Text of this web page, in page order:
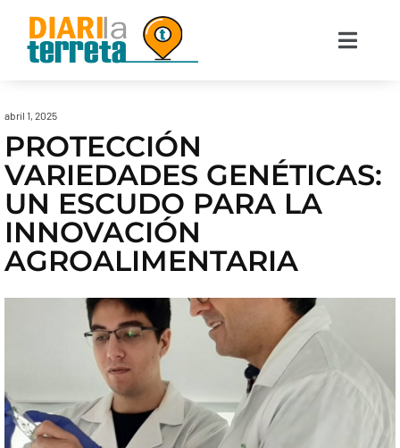
abril 1, 2025
PROTECCIÓN
VARIEDADES GENÉTICAS:
UN ESCUDO PARA LA
INNOVACIÓN
AGROALIMENTARIA